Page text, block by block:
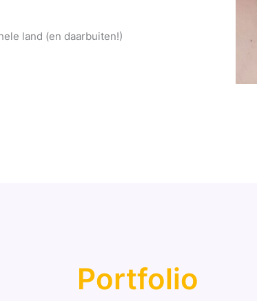
land (en daarbuiten!)
Portfolio